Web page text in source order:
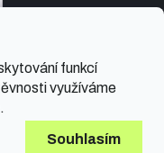
funkcí
využíváme
.
Souhlasím
. Všechna práva